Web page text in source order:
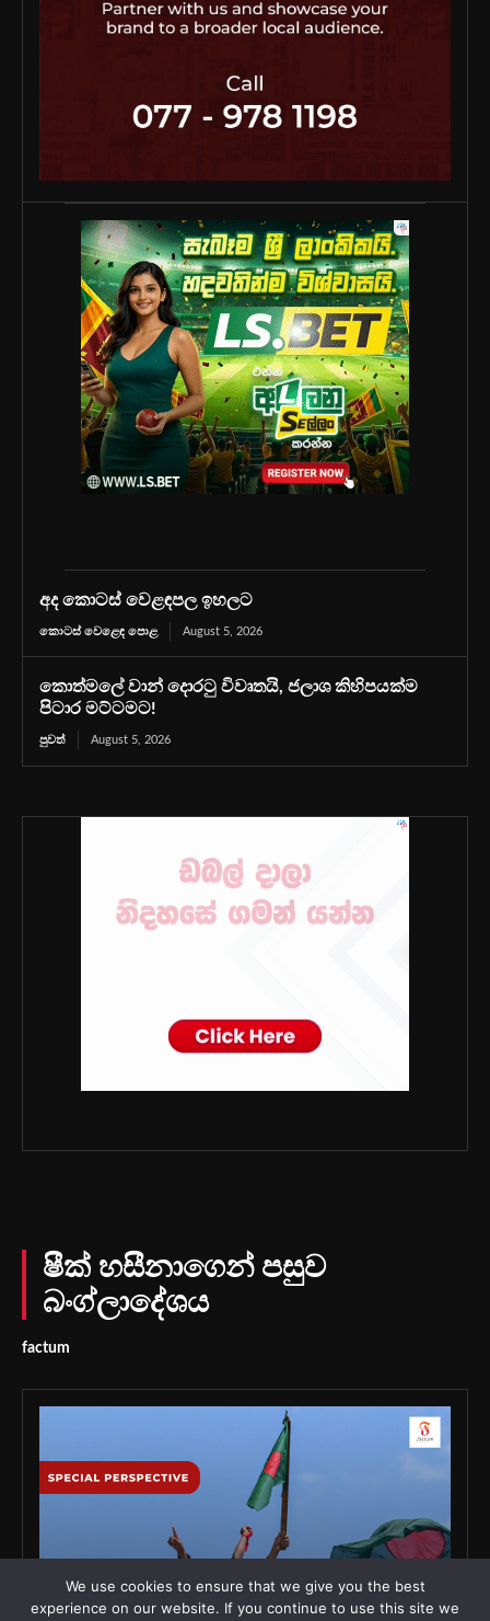
අද කොටස් වෙළඳපල ඉහලට
කොටස් වෙළෙඳ පොළ August 5, 2026
කොත්මලේ වාන් දොරටු විවෘතයි, ජලාශ කිහිපයක්ම
පිටාර මට්ටමට!
පුවත් August 5, 2026
We use cookies to ensure that we give you the best
experience on our website. If you continue to use this site we